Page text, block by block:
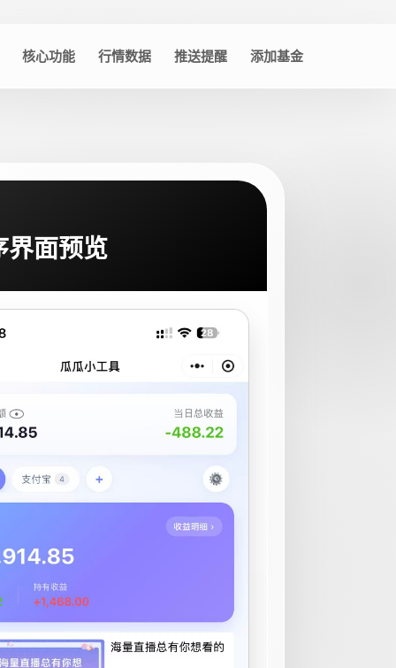
核心功能 行情数据 推送提醒 添加基金
界面预览